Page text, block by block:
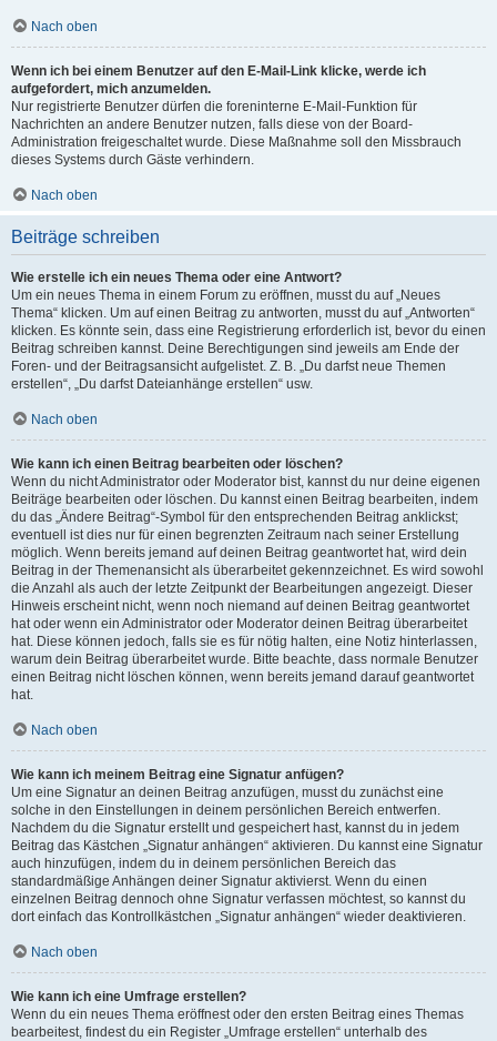
Nach oben
Wenn ich bei einem Benutzer auf den E-Mail-Link klicke, werde ich
aufgefordert, mich anzumelden.
Nur registrierte Benutzer dürfen die foreninterne E-Mail-Funktion für
Nachrichten an andere Benutzer nutzen, falls diese von der Board-
Administration freigeschaltet wurde. Diese Maßnahme soll den Missbrauch
dieses Systems durch Gäste verhindern.
Nach oben
Beiträge schreiben
Wie erstelle ich ein neues Thema oder eine Antwort?
Um ein neues Thema in einem Forum zu eröffnen, musst du auf „Neues
Thema“ klicken. Um auf einen Beitrag zu antworten, musst du auf „Antworten“
klicken. Es könnte sein, dass eine Registrierung erforderlich ist, bevor du einen
Beitrag schreiben kannst. Deine Berechtigungen sind jeweils am Ende der
Foren- und der Beitragsansicht aufgelistet. Z. B. „Du darfst neue Themen
erstellen“, „Du darfst Dateianhänge erstellen“ usw.
Nach oben
Wie kann ich einen Beitrag bearbeiten oder löschen?
Wenn du nicht Administrator oder Moderator bist, kannst du nur deine eigenen
Beiträge bearbeiten oder löschen. Du kannst einen Beitrag bearbeiten, indem
du das „Ändere Beitrag“-Symbol für den entsprechenden Beitrag anklickst;
eventuell ist dies nur für einen begrenzten Zeitraum nach seiner Erstellung
möglich. Wenn bereits jemand auf deinen Beitrag geantwortet hat, wird dein
Beitrag in der Themenansicht als überarbeitet gekennzeichnet. Es wird sowohl
die Anzahl als auch der letzte Zeitpunkt der Bearbeitungen angezeigt. Dieser
Hinweis erscheint nicht, wenn noch niemand auf deinen Beitrag geantwortet
hat oder wenn ein Administrator oder Moderator deinen Beitrag überarbeitet
hat. Diese können jedoch, falls sie es für nötig halten, eine Notiz hinterlassen,
warum dein Beitrag überarbeitet wurde. Bitte beachte, dass normale Benutzer
einen Beitrag nicht löschen können, wenn bereits jemand darauf geantwortet
hat.
Nach oben
Wie kann ich meinem Beitrag eine Signatur anfügen?
Um eine Signatur an deinen Beitrag anzufügen, musst du zunächst eine
solche in den Einstellungen in deinem persönlichen Bereich entwerfen.
Nachdem du die Signatur erstellt und gespeichert hast, kannst du in jedem
Beitrag das Kästchen „Signatur anhängen“ aktivieren. Du kannst eine Signatur
auch hinzufügen, indem du in deinem persönlichen Bereich das
standardmäßige Anhängen deiner Signatur aktivierst. Wenn du einen
einzelnen Beitrag dennoch ohne Signatur verfassen möchtest, so kannst du
dort einfach das Kontrollkästchen „Signatur anhängen“ wieder deaktivieren.
Nach oben
Wie kann ich eine Umfrage erstellen?
Wenn du ein neues Thema eröffnest oder den ersten Beitrag eines Themas
bearbeitest, findest du ein Register „Umfrage erstellen“ unterhalb des